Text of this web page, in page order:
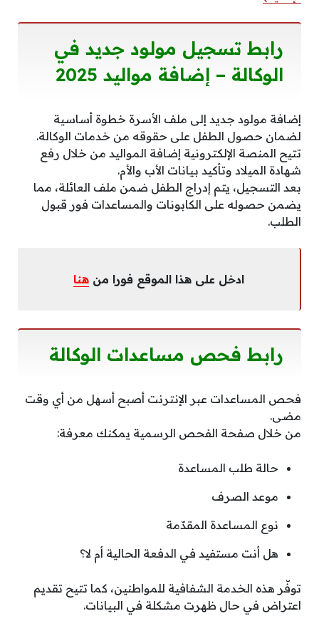
رابط تسجيل مولود جديد في
الوكالة – إضافة مواليد 2025
إضافة مولود جديد إلى ملف الأسرة خطوة أساسية
لضمان حصول الطفل على حقوقه من خدمات الوكالة.
تتيح المنصة الإلكترونية إضافة المواليد من خلال رفع
شهادة الميلاد وتأكيد بيانات الأب والأم.
بعد التسجيل، يتم إدراج الطفل ضمن ملف العائلة، مما
يضمن حصوله على الكابونات والمساعدات فور قبول
الطلب.
ادخل على هذا الموقع فورا من هنا
رابط فحص مساعدات الوكالة
فحص المساعدات عبر الإنترنت أصبح أسهل من أي وقت
مضى.
من خلال صفحة الفحص الرسمية يمكنك معرفة:
حالة طلب المساعدة
موعد الصرف
نوع المساعدة المقدّمة
هل أنت مستفيد في الدفعة الحالية أم لا؟
توفّر هذه الخدمة الشفافية للمواطنين، كما تتيح تقديم
اعتراض في حال ظهرت مشكلة في البيانات.